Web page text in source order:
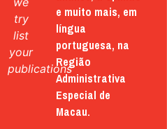
try
list
your
publications
e muito mais, em
língua
portuguesa, na
Região
Administrativa
Especial de
Macau.